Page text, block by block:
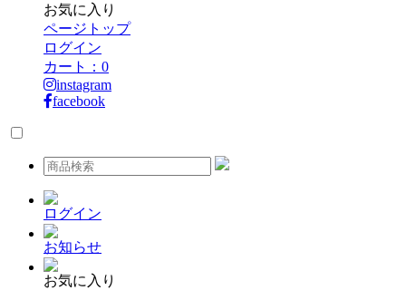
お気に入り
ページトップ
ログイン
カート： 0
instagram
facebook
ログイン
お知らせ
お気に入り